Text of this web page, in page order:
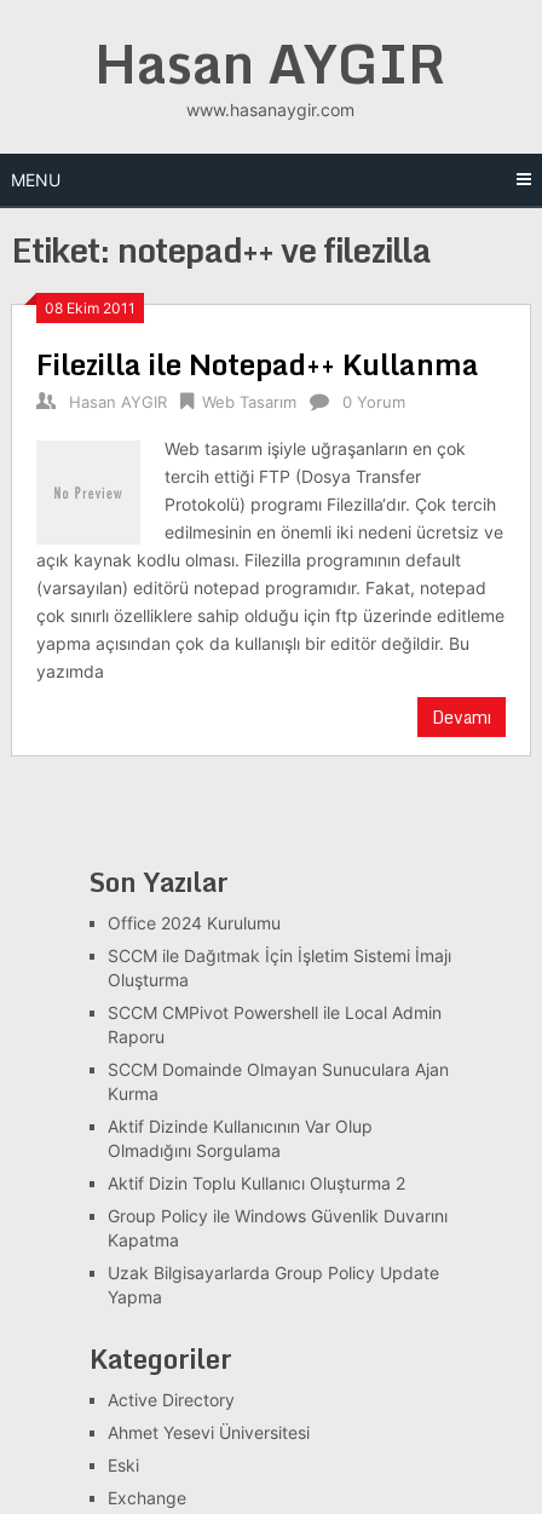
Hasan AYGIR
www.hasanaygir.com
MENU
Etiket: notepad++ ve filezilla
08 Ekim 2011
Filezilla ile Notepad++ Kullanma
Hasan AYGIR Web Tasarım 0 Yorum
Web tasarım işiyle uğraşanların en çok
tercih ettiği FTP (Dosya Transfer
Protokolü) programı Filezilla‘dır. Çok tercih
edilmesinin en önemli iki nedeni ücretsiz ve
açık kaynak kodlu olması. Filezilla programının default
(varsayılan) editörü notepad programıdır. Fakat, notepad
çok sınırlı özelliklere sahip olduğu için ftp üzerinde editleme
yapma açısından çok da kullanışlı bir editör değildir. Bu
yazımda
Devamı
Son Yazılar
Office 2024 Kurulumu
SCCM ile Dağıtmak İçin İşletim Sistemi İmajı
Oluşturma
SCCM CMPivot Powershell ile Local Admin
Raporu
SCCM Domainde Olmayan Sunuculara Ajan
Kurma
Aktif Dizinde Kullanıcının Var Olup
Olmadığını Sorgulama
Aktif Dizin Toplu Kullanıcı Oluşturma 2
Group Policy ile Windows Güvenlik Duvarını
Kapatma
Uzak Bilgisayarlarda Group Policy Update
Yapma
Kategoriler
Active Directory
Ahmet Yesevi Üniversitesi
Eski
Exchange